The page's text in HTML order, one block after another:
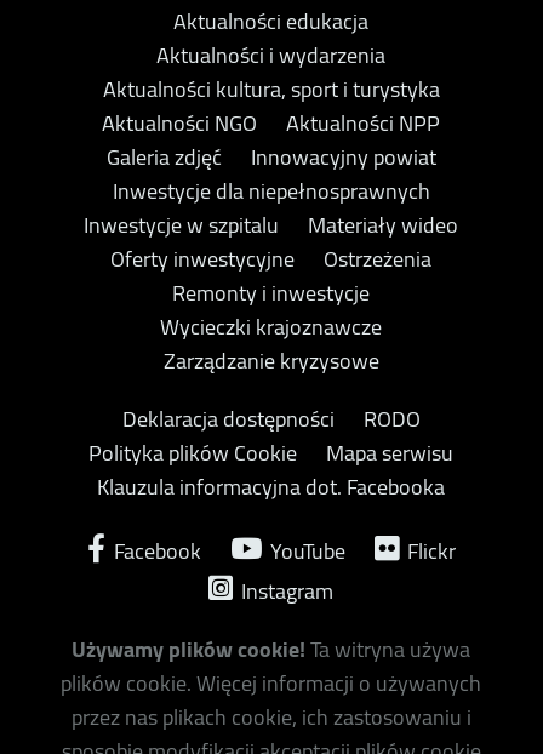
Aktualności edukacja
Aktualności i wydarzenia
Aktualności kultura, sport i turystyka
Aktualności NGO
Aktualności NPP
Galeria zdjęć
Innowacyjny powiat
Inwestycje dla niepełnosprawnych
Inwestycje w szpitalu
Materiały wideo
Oferty inwestycyjne
Ostrzeżenia
Remonty i inwestycje
Wycieczki krajoznawcze
Zarządzanie kryzysowe
Deklaracja dostępności
RODO
Polityka plików Cookie
Mapa serwisu
Klauzula informacyjna dot. Facebooka
Facebook
YouTube
Flickr
Instagram
Używamy plików cookie!Ta witryna używa
plików cookie. Więcej informacji o używanych
przez nas plikach cookie, ich zastosowaniu i